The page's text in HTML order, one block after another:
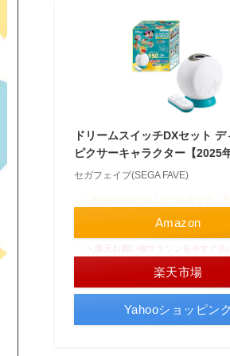
ドリームスイッチDXセット デ
ピクサーキャラクター【2025年
セガフェイブ(SEGA FAVE)
Amazon
楽天市場
Yahooショッピン